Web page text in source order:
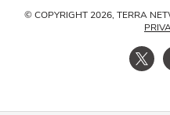
© COPYRIGHT 2026, TERRA